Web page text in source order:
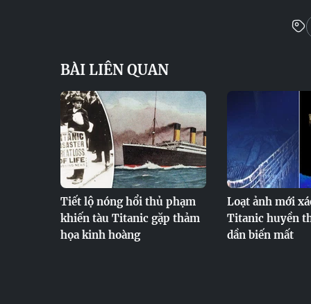
BÀI LIÊN QUAN
Tiết lộ nóng hổi thủ phạm
khiến tàu Titanic gặp thảm
họa kinh hoàng
Loạt ảnh mới
Titanic huyền
dần biến mất